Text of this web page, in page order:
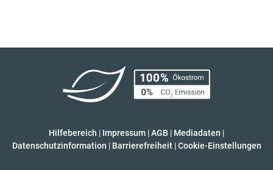
Hilfebereich | Impressum |AGB | Mediadaten |
Datenschutzinformation | Barrierefreiheit | Cookie-Einstellungen